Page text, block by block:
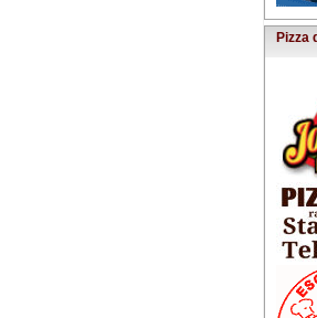
Pizza